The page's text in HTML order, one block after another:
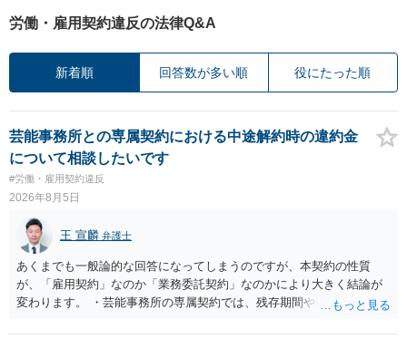
労働・雇用契約違反の法律Q&A
新着順 回答数が多い順 役にたった順
芸能事務所との専属契約における中途解約時の違約金
について相談したいです
#労働・雇用契約違反
2026年8月5日
王 宣麟 弁護士
あくまでも一般論的な回答になってしまうのですが、本契約の性質
が、「雇用契約」なのか「業務委託契約」なのかにより大きく結論が
変わります。 ・芸能事務所の専属契約では、残存期間や報酬額、投下
務上よくあるからといって当然に適法という意味ではなく、実際の損